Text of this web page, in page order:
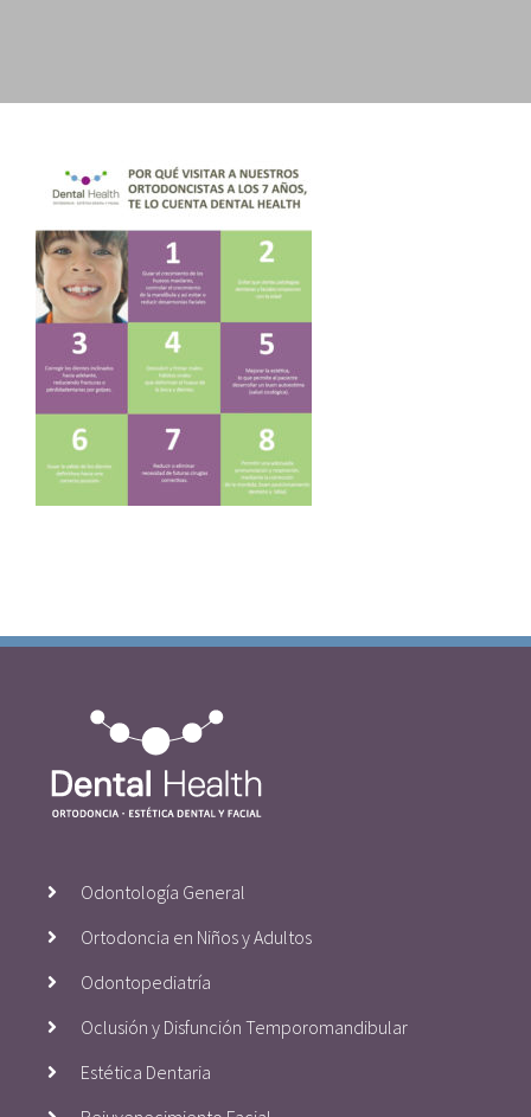
Odontología General
Ortodoncia en Niños y Adultos
Odontopediatría
Oclusión y Disfunción Temporomandibular
Estética Dentaria